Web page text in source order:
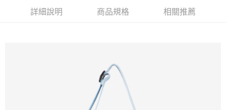
詳細說明 商品規格 相關推薦